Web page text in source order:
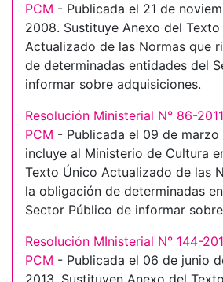
PCM - Publicada el 21 de
2008. Sustituye Anexo del Texto
Actualizado de las Normas que
de determinadas entidades del
informar sobre adquisiciones.
Resolución Ministerial N° 86-
PCM - Publicada el 09 de marzo
incluye al Ministerio de Cultura
Texto Único Actualizado de las
la obligación de determinadas
Sector Público de informar
Resolución MInisterial N° 144-
PCM - Publicada el 06 de junio